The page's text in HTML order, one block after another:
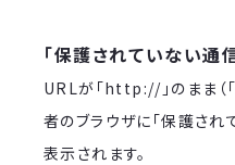
「保護されていない通
URLが「http://」のまま（
者のブラウザに「保護さ
表示されます。